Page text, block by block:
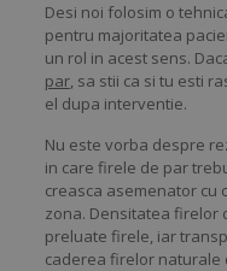
Desi noi folosim o
pentru majoritatea
un rol in acest sens.
par, sa stii ca si tu esti
el dupa interventie.
Nu este vorba despre
in care firele de par
creasca asemenator cu
zona. Densitatea firelor
preluate firele, iar
caderea firelor naturale